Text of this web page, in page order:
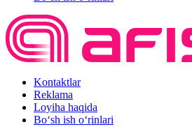
Kontaktlar
Reklama
Loyiha haqida
Bo‘sh ish o‘rinlari